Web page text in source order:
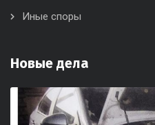
Иные споры
Новые дела